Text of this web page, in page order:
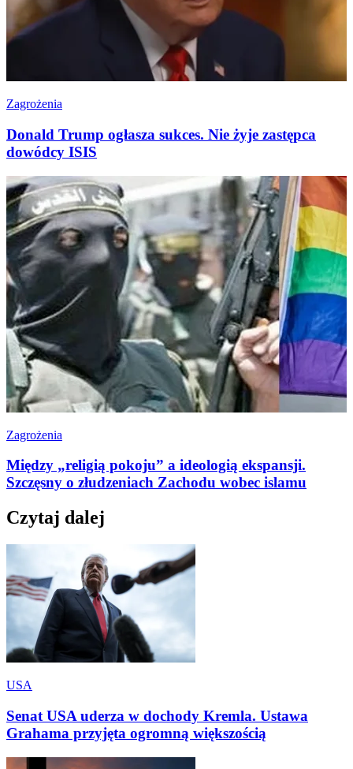
Zagrożenia
Donald Trump ogłasza sukces. Nie żyje zastępca
dowódcy ISIS
Zagrożenia
Między „religią pokoju” a ideologią ekspansji.
Szczęsny o złudzeniach Zachodu wobec islamu
Czytaj dalej
USA
Senat USA uderza w dochody Kremla. Ustawa
Grahama przyjęta ogromną większością